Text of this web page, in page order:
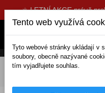
☀️ LETNÍ AKCE právě
DOMOV Elektrické
Tento web využívá
Tyto webové stránky ukládají v
soubory, obecně nazývané
tím vyjadřujete souhlas.